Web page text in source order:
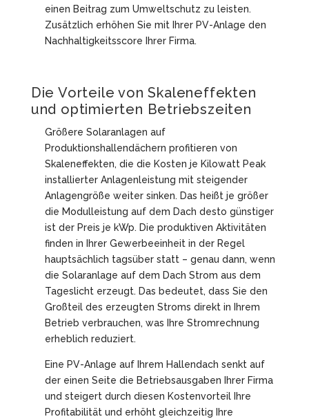
einen Beitrag zum Umweltschutz zu leisten.
Zusätzlich erhöhen Sie mit Ihrer PV-Anlage den
Nachhaltigkeitsscore Ihrer Firma.
Die Vorteile von Skaleneffekten
und optimierten Betriebszeiten
Größere Solaranlagen auf
Produktionshallendächern profitieren von
Skaleneffekten, die die Kosten je Kilowatt Peak
installierter Anlagenleistung mit steigender
Anlagengröße weiter sinken. Das heißt je größer
die Modulleistung auf dem Dach desto günstiger
ist der Preis je kWp. Die produktiven Aktivitäten
finden in Ihrer Gewerbeeinheit in der Regel
hauptsächlich tagsüber statt – genau dann, wenn
die Solaranlage auf dem Dach Strom aus dem
Tageslicht erzeugt. Das bedeutet, dass Sie den
Großteil des erzeugten Stroms direkt in Ihrem
Betrieb verbrauchen, was Ihre Stromrechnung
erheblich reduziert.
Eine PV-Anlage auf Ihrem Hallendach senkt auf
der einen Seite die Betriebsausgaben Ihrer Firma
und steigert durch diesen Kostenvorteil Ihre
Profitabilität und erhöht gleichzeitig Ihre